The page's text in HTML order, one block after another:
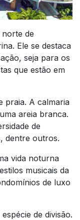
de
Ele se destaca
seja para os
que estão em
praia. A calmaria
areia branca.
de
dentre outros.
vida noturna
musicais da
de luxo
de divisão.